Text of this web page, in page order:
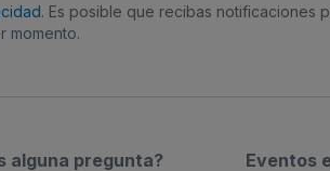
. Es posible que recibas notificaciones
momento.
Eventos
alguna pregunta?